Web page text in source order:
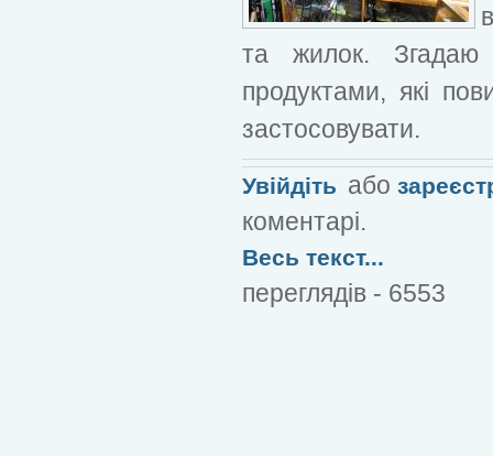
та жилок. Згадаю
продуктами, які
застосовувати.
Увійдіть або
коментарі.
Весь текст...
переглядів - 6553